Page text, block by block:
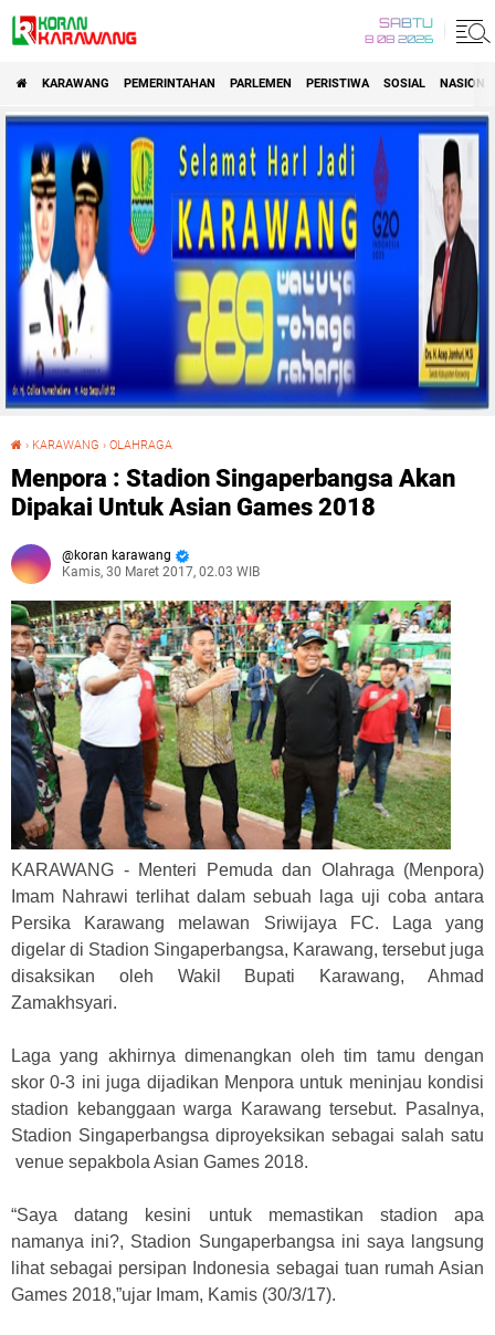
SABTU
8 08 2026
KARAWANG PEMERINTAHAN PARLEMEN PERISTIWA SOSIAL
› KARAWANG › OLAHRAGA
Menpora : Stadion Singaperbangsa Akan
Dipakai Untuk Asian Games 2018
koran karawang
Kamis, 30 Maret 2017, 02.03 WIB
KARAWANG - Menteri Pemuda dan Olahraga (Menpora)
Imam Nahrawi terlihat dalam sebuah laga uji coba antara
Persika Karawang melawan Sriwijaya FC. Laga yang
digelar di Stadion Singaperbangsa, Karawang, tersebut juga
disaksikan oleh Wakil Bupati Karawang, Ahmad
Zamakhsyari.
Laga yang akhirnya dimenangkan oleh tim tamu dengan
skor 0-3 ini juga dijadikan Menpora untuk meninjau kondisi
stadion kebanggaan warga Karawang tersebut. Pasalnya,
Stadion Singaperbangsa diproyeksikan sebagai salah satu
venue sepakbola Asian Games 2018.
“Saya datang kesini untuk memastikan stadion apa
namanya ini?, Stadion Sungaperbangsa ini saya langsung
lihat sebagai persipan Indonesia sebagai tuan rumah Asian
Games 2018,”ujar Imam, Kamis (30/3/17).